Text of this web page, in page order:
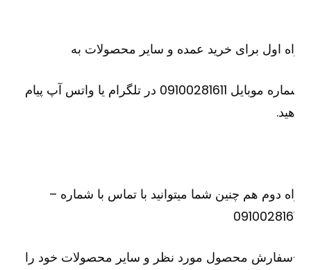
اول برای خرید عمده و سایر محصولات به
شماره موبایل 09100281611 در تلگرام یا واتس آپ پیام
دوم هم چنین شما میتوانید با تماس با شماره –
محصول مورد نظر و سایر محصولات خود را